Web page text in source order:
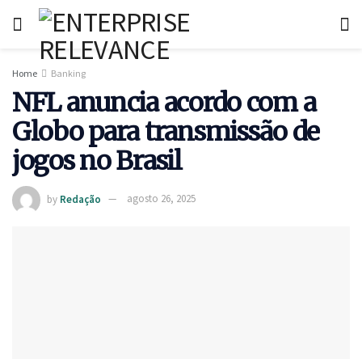
Home Banking
NFL anuncia acordo com a
Globo para transmissão de
jogos no Brasil
by Redação agosto 26, 2025